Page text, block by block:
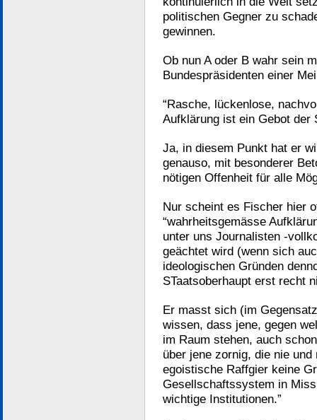
politischen Gegner zu
gewinnen.
Ob nun A oder B wahr sein
Bundespräsidenten einer
“Rasche, lückenlose,
Aufklärung ist ein Gebot der
Ja, in diesem Punkt hat er
genauso, mit besonderer
nötigen Offenheit für alle
Nur scheint es Fischer hier
“wahrheitsgemässe
unter uns Journalisten -
geächtet wird (wenn sich
ideologischen Gründen
STaatsoberhaupt erst recht
Er masst sich (im
wissen, dass jene, gegen
im Raum stehen, auch
über jene zornig, die nie
egoistische Raffgier keine
Gesellschaftssystem in
wichtige Institutionen.”